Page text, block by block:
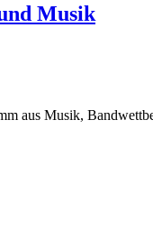
Musik
aus Musik,